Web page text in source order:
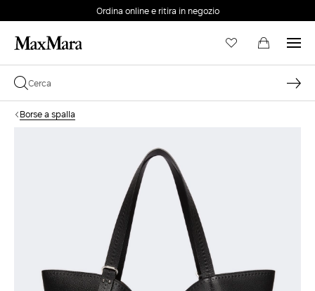
Ordina online e ritira in negozio
Borse a spalla
Password dimenticata?